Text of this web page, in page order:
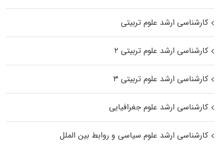
کارشناسی ارشد علوم تربیتی
کارشناسی ارشد علوم تربیتی ۲
کارشناسی ارشد علوم تربیتی ۳
کارشناسی ارشد علوم جغرافیایی
کارشناسی ارشد علوم سیاسی و روابط بین الملل